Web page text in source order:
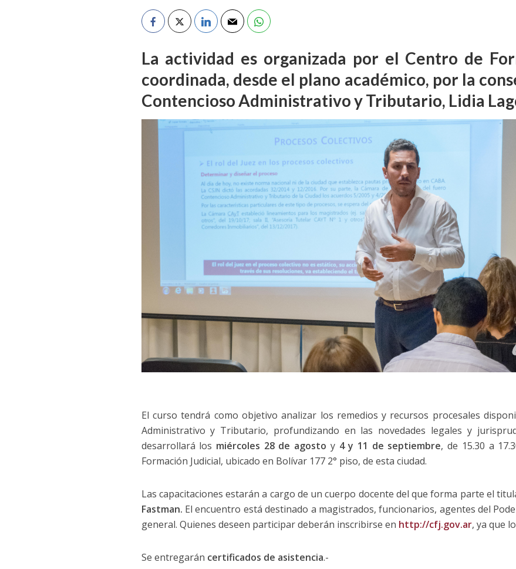
La actividad es organizada por el Centro de
coordinada, desde el plano académico, por la
Contencioso Administrativo y Tributario, Lidia
El curso tendrá como objetivo analizar los remedios y recursos procesales
Administrativo y Tributario, profundizando en las novedades legales y
desarrollará los miércoles 28 de agosto y 4 y 11 de septiembre, de 15.30 a
Formación Judicial, ubicado en Bolívar 177 2° piso, de esta ciudad.
Las capacitaciones estarán a cargo de un cuerpo docente del que forma parte el
Fastman. El encuentro está destinado a magistrados, funcionarios, agentes del
general. Quienes deseen participar deberán inscribirse en http://cfj.gov.ar, ya que
Se entregarán certificados de asistencia.-